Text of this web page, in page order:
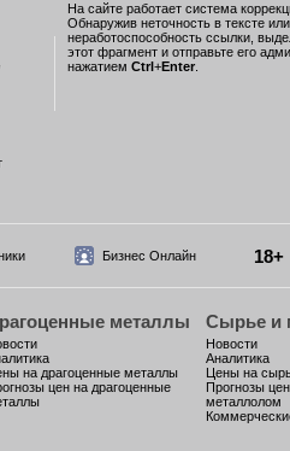
На сайте работает система
Обнаружив неточность в тексте или
неработоспособность ссылки,
этот фрагмент и отправьте его
нажатием Ctrl+Enter
Бизнес Онлайн 18+
металлы
на драгоценные металлы
цен на драгоценные
Сырье и
Новости
Аналитика
Цены на
Прогнозы
металлолом